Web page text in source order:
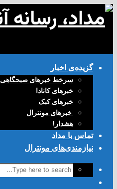
گزیده‌ی‌ اخبار
سرخط خبرهای صبحگاهی
خبرهای کانادا
خبرهای کبک
‌ خبرهای مونترال
هشدار!
تماس با مداد
نیازمندی‌های مونترال